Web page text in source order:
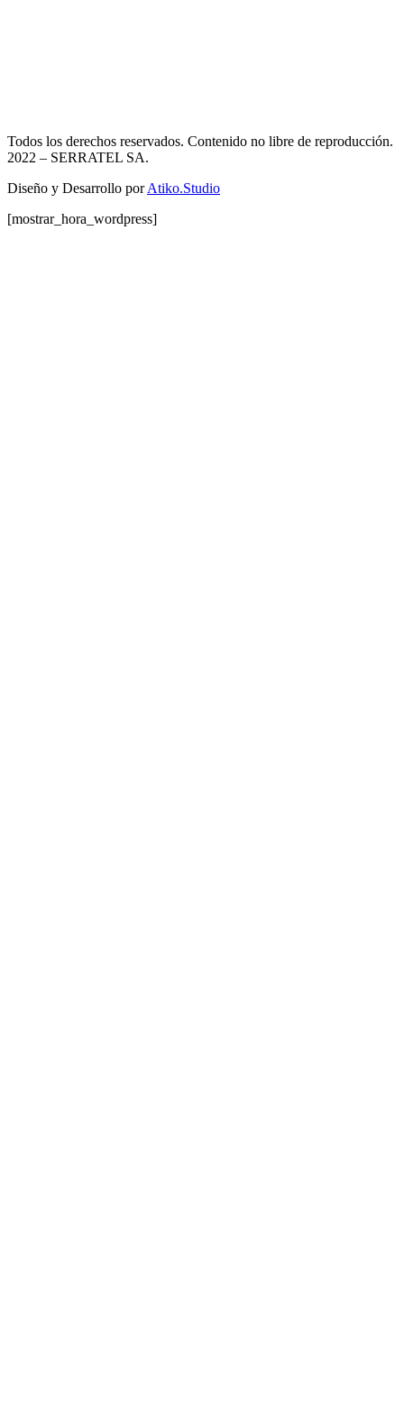
Todos los derechos reservados. Contenido no libre de reproducción.
2022 – SERRATEL SA.
Diseño y Desarrollo porAtiko.Studio
[mostrar_hora_wordpress]